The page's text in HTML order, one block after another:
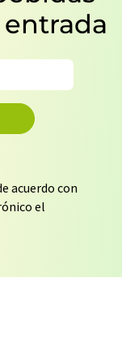
acuerdo con
el
Sus
. LUMITOS
de
su